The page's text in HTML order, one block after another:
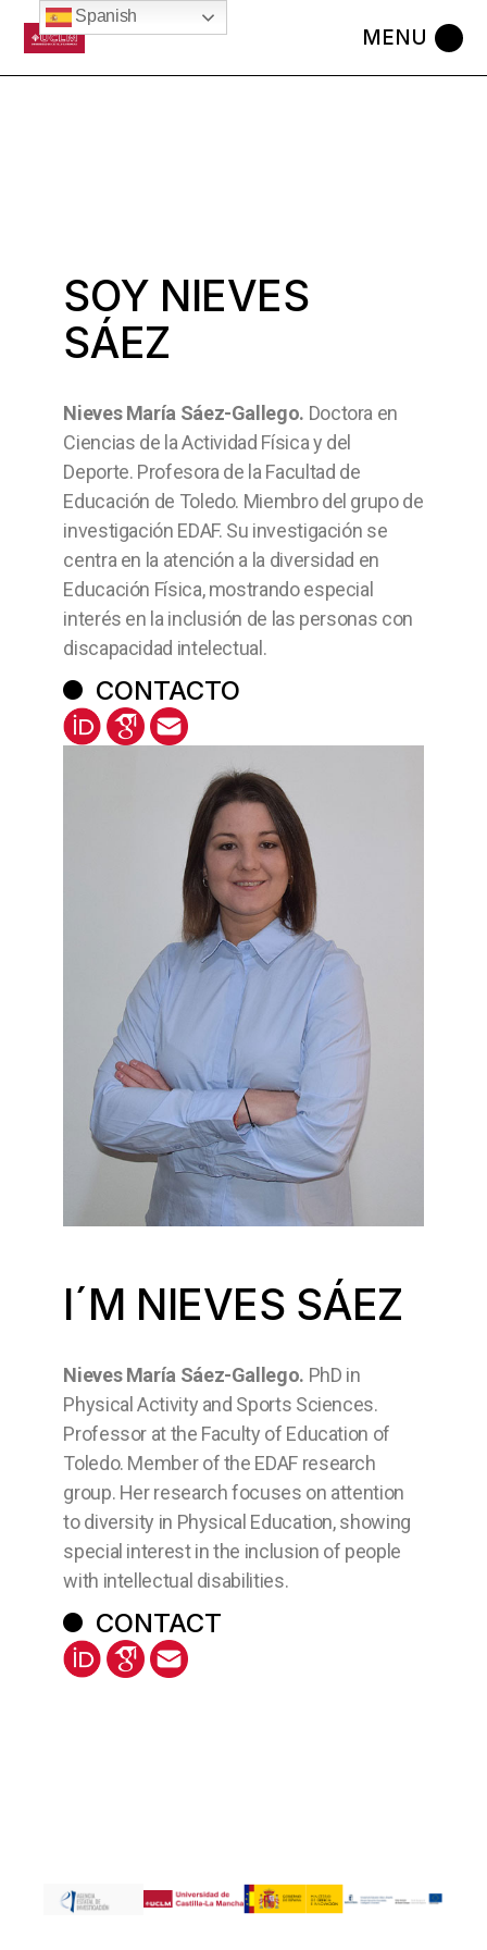
SOY NIEVES
SÁEZ
Nieves María Sáez-Gallego. Doctora en
Ciencias de la Actividad Física y del
Deporte. Profesora de la Facultad de
Educación de Toledo. Miembro del grupo de
investigación EDAF. Su investigación se
centra en la atención a la diversidad en
Educación Física, mostrando especial
interés en la inclusión de las personas con
discapacidad intelectual.
CONTACTO
I´M NIEVES SÁEZ
Nieves María Sáez-Gallego. PhD in
Physical Activity and Sports Sciences.
Professor at the Faculty of Education of
Toledo. Member of the EDAF research
group. Her research focuses on attention
to diversity in Physical Education, showing
special interest in the inclusion of people
with intellectual disabilities.
CONTACT
Spanish